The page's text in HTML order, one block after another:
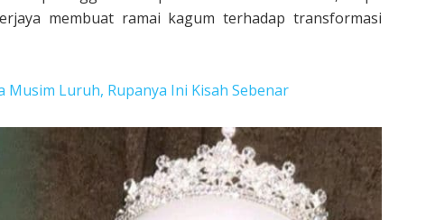
membuat ramai kagum terhadap transformasi
Musim Luruh, Rupanya Ini Kisah Sebenar